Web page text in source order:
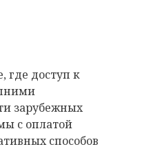
где доступ к
зарубежных
с оплатой
способов